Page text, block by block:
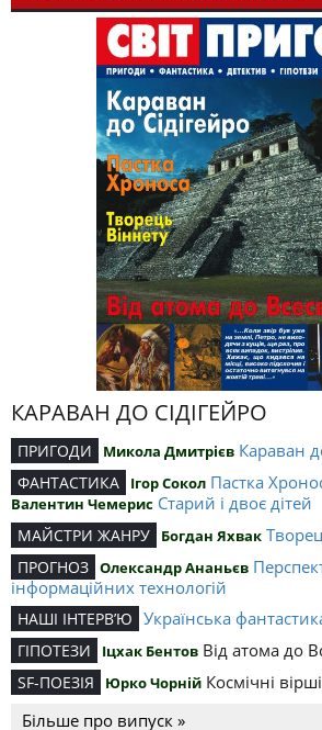
КАРАВАН ДО СІДІГЕЙРО
ПРИГОДИ Микола Дмитрієв Караван
ФАНТАСТИКА Ігор Сокол Пастка
Валентин Чемерис Старий і двоє дітей
МАЙСТРИ ЖАНРУ Богдан Яхвак
ПРОГНОЗ Олександр Ананьєв
інформаційних технологій
НАШІ ІНТЕРВ’Ю Українська
ГІПОТЕЗИ Іцхак Бентов Від атома до
SF-ПОЕЗІЯ Юрко Чорній Космічні вірші
Більше про випуск »